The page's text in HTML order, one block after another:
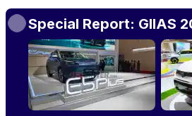
Special Report: GIIAS